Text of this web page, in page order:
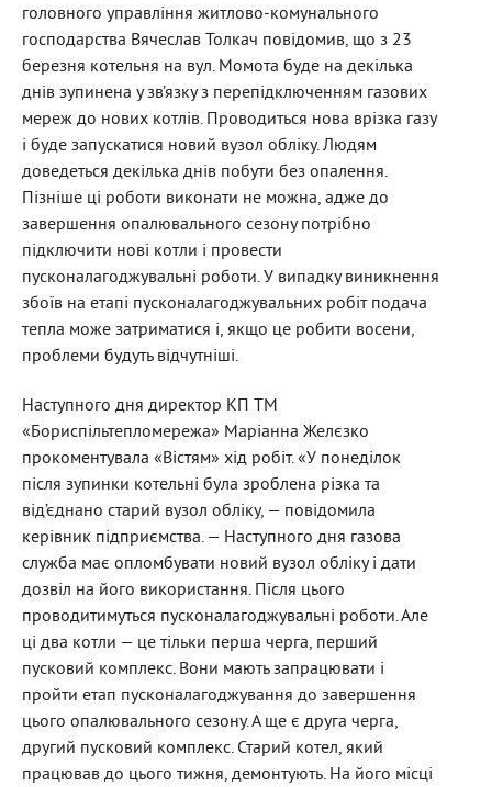
головного управління житлово-комунального
господарства Вячеслав Толкач повідомив, що з 23
березня котельня на вул. Момота буде на декілька
днів зупинена у зв’язку з перепідключенням газових
мереж до нових котлів. Проводиться нова врізка газу
і буде запускатися новий вузол обліку. Людям
доведеться декілька днів побути без опалення.
Пізніше ці роботи виконати не можна, адже до
завершення опалювального сезону потрібно
підключити нові котли і провести
пусконалагоджувальні роботи. У випадку виникнення
збоїв на етапі пусконалагоджувальних робіт подача
тепла може затриматися і, якщо це робити восени,
проблеми будуть відчутніші.
Наступного дня директор КП ТМ
«Бориспільтепломережа» Маріанна Желєзко
прокоментувала «Вістям» хід робіт. «У понеділок
після зупинки котельні була зроблена різка та
від’єднано старий вузол обліку, — повідомила
керівник підприємства. — Наступного дня газова
служба має опломбувати новий вузол обліку і дати
дозвіл на його використання. Після цього
проводитимуться пусконалагоджувальні роботи. Але
ці два котли — це тільки перша черга, перший
пусковий комплекс. Вони мають запрацювати і
пройти етап пусконалагоджування до завершення
цього опалювального сезону. А ще є друга черга,
другий пусковий комплекс. Старий котел, який
працював до цього тижня, демонтують. На його місці